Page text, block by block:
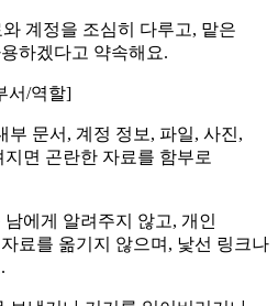
계정을 조심히 다루고, 맡은
하겠다고 약속해요.
서/역할]
부 문서, 계정 정보, 파일, 사진,
면 곤란한 자료를 함부로
남에게 알려주지 않고, 개인
료를 옮기지 않으며, 낯선 링크나